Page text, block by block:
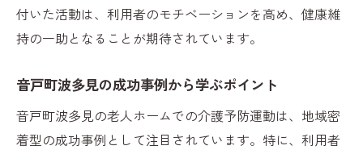
付いた活動は、利用者のモチベーションを高め、健康維
持の一助となることが期待されています。
音戸町波多見の成功事例から学ぶポイント
音戸町波多見の老人ホームでの介護予防運動は、地域密
着型の成功事例として注目されています。特に、利用者